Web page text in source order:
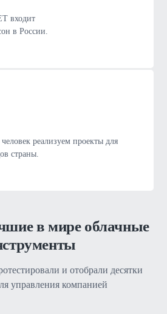
входит
в России.
реализуем проекты для
страны.
в мире облачные
и отобрали десятки
управления компанией